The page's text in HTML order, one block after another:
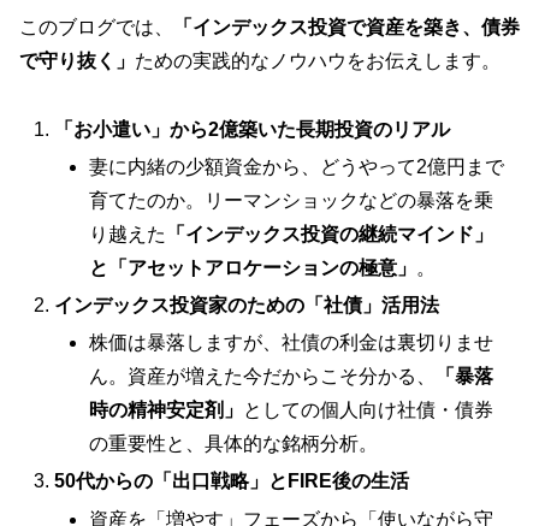
このブログでは、
「インデックス投資で資産を築き、債券
で守り抜く」 ための実践的なノウハウをお伝えします。
「お小遣い」から2億築いた長期投資のリアル
妻に内緒の少額資金から、どうやって2億円まで
育てたのか。リーマンショックなどの暴落を乗
り越えた
「インデックス投資の継続マインド」
と「アセットアロケーションの極意」 。
インデックス投資家のための「社債」活用法
株価は暴落しますが、社債の利金は裏切りませ
ん。資産が増えた今だからこそ分かる、
「暴落
時の精神安定剤」 としての個人向け社債・債券
の重要性と、具体的な銘柄分析。
50代からの「出口戦略」とFIRE後の生活
資産を「増やす」フェーズから「使いながら守